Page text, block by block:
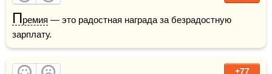
Премия — это радостная награда за безрадостную
зарплату.
+77